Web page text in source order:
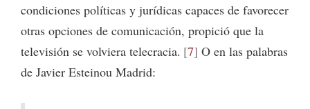
condiciones políticas y jurídicas capaces de favorecer
otras opciones de comunicación, propició que la
televisión se volviera telecracia. 7 O en las palabras
de Javier Esteinou Madrid: